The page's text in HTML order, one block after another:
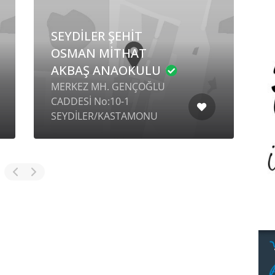
SEYDİLER ŞEHİT
OSMAN MİTHAT
AKBAŞ ANAOKULU
MERKEZ MH. GENÇOĞLU
CADDESİ No:10-1
SEYDİLER/KASTAMONU